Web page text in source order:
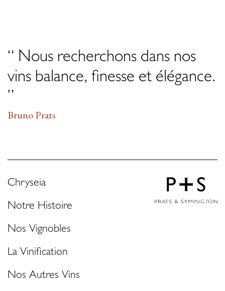
“ Nous recherchons dans nos
vins balance, finesse et élégance.
”
Bruno Prats
Chryseia
Notre Histoire
Nos Vignobles
La Vinification
Nos Autres Vins